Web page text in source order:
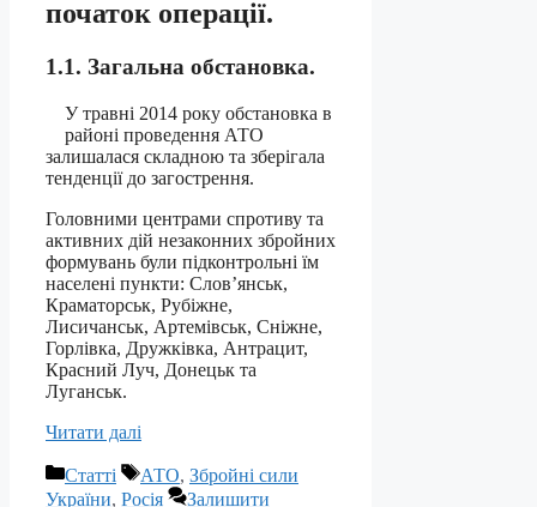
початок операції.
1.1. Загальна обстановка.
У травні 2014 року обстановка в
районі проведення АТО
залишалася складною та зберігала
тенденції до загострення.
Головними центрами спротиву та
активних дій незаконних збройних
формувань були підконтрольні їм
населені пункти: Слов’янськ,
Краматорськ, Рубіжне,
Лисичанськ, Артемівськ, Сніжне,
Горлівка, Дружківка, Антрацит,
Красний Луч, Донецьк та
Луганськ.
Читати далі
Категорії
Статті Позначки
АТО, Збройні сили
України, Росія
Залишити